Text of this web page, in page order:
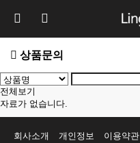
상품문의
전체보기
자료가 없습니다.
회사소개 개인정보 이용약관